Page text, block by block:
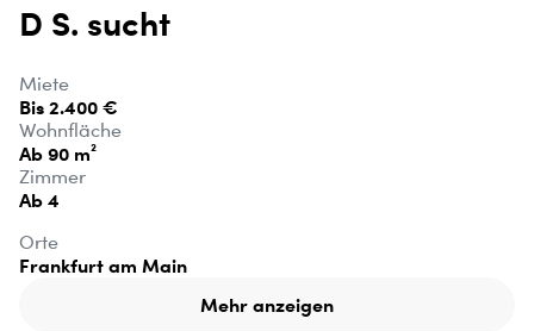
D S. sucht
Miete
Bis 2.400 €
Wohnfläche
Ab 90 m²
Zimmer
Ab 4
Orte
Frankfurt am Main
Mehr anzeigen